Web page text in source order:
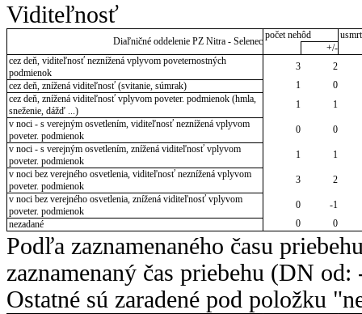
Viditeľnosť
Diaľničné oddelenie PZ Nitra - Selenec
počet nehôd
+/-
cez deň, viditeľnosť neznížená vplyvom poveternostných
podmienok
3
2
cez deň, znížená viditeľnosť (svitanie, súmrak)
1
0
cez deň, znížená viditeľnosť vplyvom poveter. podmienok (hmla,
sneženie, dážď ...)
1
1
v noci - s verejným osvetlením, viditeľnosť neznížená vplyvom
poveter. podmienok
0
0
v noci - s verejným osvetlením, znížená viditeľnosť vplyvom
poveter. podmienok
1
1
v noci bez verejného osvetlenia, viditeľnosť neznížená vplyvom
poveter. podmienok
3
2
v noci bez verejného osvetlenia, znížená viditeľnosť vplyvom
poveter. podmienok
0
-1
nezadané
0 0
Podľa zaznamenaného času
zaznamenaný čas priebehu (DN
Ostatné sú zaradené pod položku